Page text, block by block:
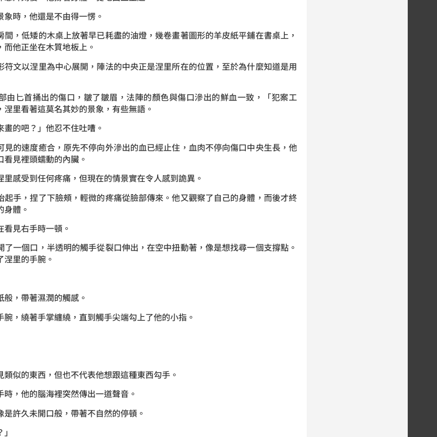
時，他還是不由得一愣。
間，低矮的木桌上放著早已耗盡的油燈，幾卷畫著圖形的羊皮紙平鋪在書桌上，
他正坐在木質地板上。
符文以涅里為中心展開，陣法的中央正是涅里所在的位置，至於為什麼知道是用
由匕首捅出的傷口，皺了皺眉，法陣的顏色與傷口滲出的鮮血一致，「犯案工
里看著這莫名其妙的景象，有些無語。
的吧？」他忍不住吐嘈。
見的速度癒合，原先不停向外滲出的血已經止住，血肉不停向傷口中央生長，他
見裡頭蠕動的內臟。
感受到任何疼痛，但現在的情景實在令人感到詭異。
起手，捏了下臉頰，輕微的疼痛從臉部傳來。他又觀察了自己的身體，而後才終
體。
見右手時一頓。
了一個口，半透明的觸手從裂口伸出，在空中扭動著，像是想找尋一個支撐點。
里的手腕。
，帶著濕潤的觸感。
，繞著手掌纏繞，直到觸手尖端勾上了他的小指。
似的東西，但也不代表他想跟這種東西勾手。
，他的腦海裡突然傳出一道聲音。
許久未開口般，帶著不自然的停頓。